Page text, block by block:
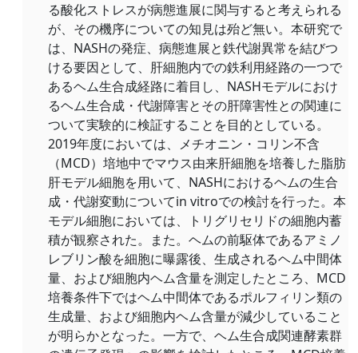
る酸化ストレスが病態進展に関与すると考えられる
が、その機序についての知見は殆ど無い。本研究で
は、NASHの発症、病態進展と鉄代謝異常を結びつ
ける要因として、肝細胞内での鉄利用経路の一つで
あるヘム生合成経路に着目し、NASHモデルにおけ
るヘム生合成・代謝障害とその肝障害性との関連に
ついて実験的に検証することを目的としている。
2019年度においては、メチオニン・コリン不含
（MCD）培地中でマウス由来肝細胞を培養した脂肪
肝モデル細胞を用いて、NASHにおけるヘムの生合
成・代謝変動についてin vitroでの検討を行った。本
モデル細胞においては、トリグリセリドの細胞内蓄
積が観察された。また。ヘムの前駆体であるアミノ
レブリン酸を細胞に曝露後、生成されるヘム中間体
量、および細胞内ヘム含量を測定したところ、MCD
培養条件下ではヘム中間体であるポルフィリン類の
生成量、および細胞内ヘム含量が減少していること
が明らかとなった。一方で、ヘム生合成関連酵素群